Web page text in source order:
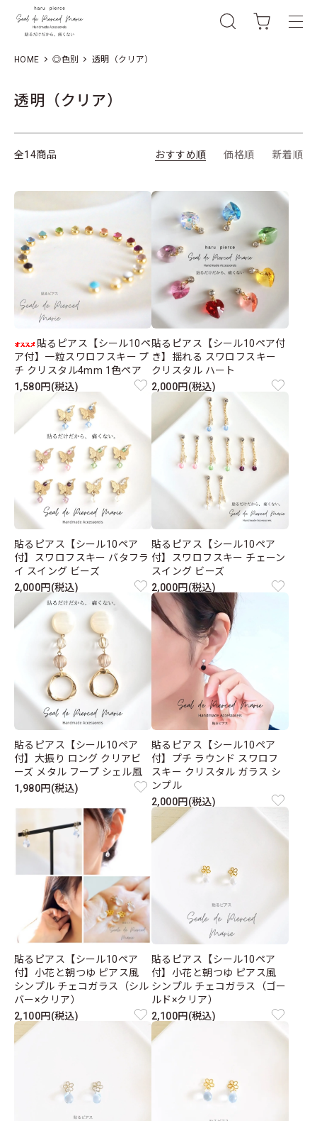
HOME ◎色別 透明（クリア）
透明（クリア）
全14商品 おすすめ順 価格順 新着順
貼るピアス【シール10ペ
ア付】一粒スワロフスキー プ
チ クリスタル4mm 1色ペア
1,580円(税込)
貼るピアス【シール10ペア付
き】揺れる スワロフスキー
クリスタル ハート
2,000円(税込)
貼るピアス【シール10ペア
付】スワロフスキー バタフラ
イ スイング ビーズ
2,000円(税込)
貼るピアス【シール10ペア
付】スワロフスキー チェーン
スイング ビーズ
2,000円(税込)
貼るピアス【シール10ペア
付】大振り ロング クリアビ
ーズ メタル フープ シェル風
1,980円(税込)
貼るピアス【シール10ペア
付】プチ ラウンド スワロフ
スキー クリスタル ガラス シ
ンプル
2,000円(税込)
貼るピアス【シール10ペア
付】小花と朝つゆ ピアス風
シンプル チェコガラス（シル
バー×クリア）
2,100円(税込)
貼るピアス【シール10ペア
付】小花と朝つゆ ピアス風
シンプル チェコガラス（ゴー
ルド×クリア）
2,100円(税込)